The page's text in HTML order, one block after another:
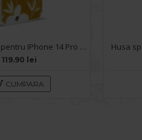
Husa spate pentru IPhone 14 Pro Max- Happy case
119.90 lei
CUMPARA